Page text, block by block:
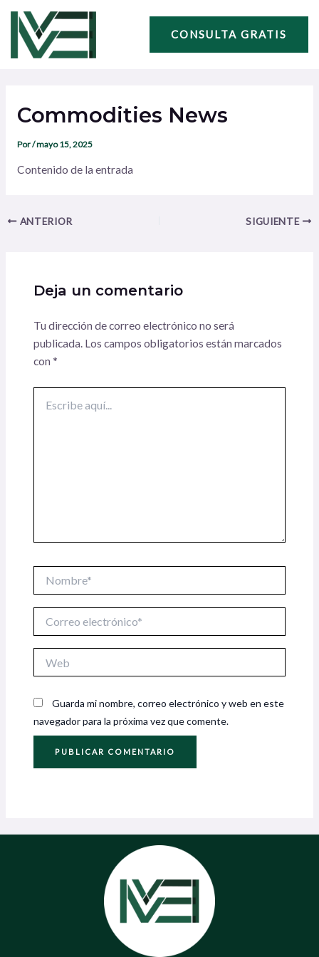
contenido
CONSULTA GRATIS
Commodities News
Por/mayo 15, 2025
Contenido de la entrada
entradas
ANTERIOR SIGUIENTE
Deja un comentario
Tu dirección de correo electrónico no será
publicada. Los campos obligatorios están marcados
con *
aquí...
electrónico*
Guarda mi nombre, correo electrónico y web en este
navegador para la próxima vez que comente.